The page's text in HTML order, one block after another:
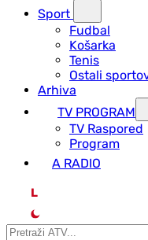
Sport
Fudbal
Košarka
Tenis
Ostali
Arhiva
TV PROGRAM
ТV Raspored
Program
A RADIO
L